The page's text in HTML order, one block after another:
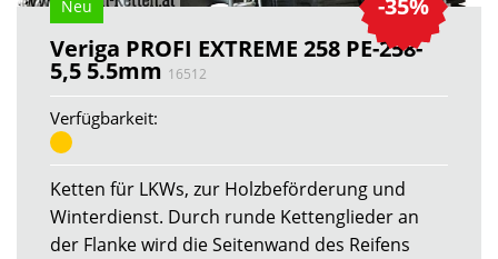
-35%
Neu
Veriga PROFI EXTREME 258 PE-258-
5,5 5.5mm 16512
Verfügbarkeit:
Ketten für LKWs, zur Holzbeförderung und
Winterdienst. Durch runde Kettenglieder an
der Flanke wird die Seitenwand des Reifens